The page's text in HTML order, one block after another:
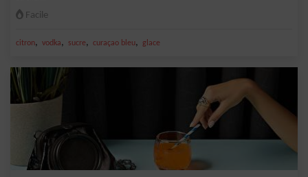
Facile
citron, vodka, sucre, curaçao bleu, glace